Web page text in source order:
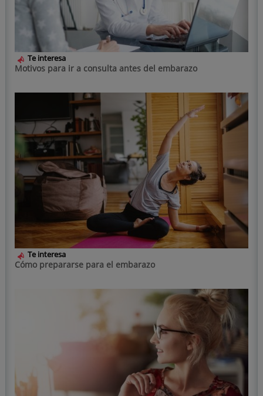
Te interesa
Motivos para ir a consulta antes del embarazo
Te interesa
Cómo prepararse para el embarazo